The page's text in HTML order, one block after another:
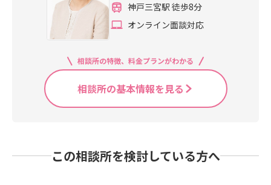
神戸三宮駅 徒歩8分
オンライン面談対応
相談所の特徴、料金プランがわかる
相談所の基本情報を見る
この相談所を検討している方へ